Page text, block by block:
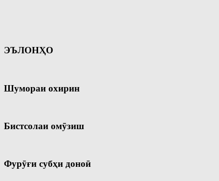
ЭЪЛОНҲО
Шумораи охирин
Бистсолаи омӯзиш
Фурӯғи субҳи доноӣ